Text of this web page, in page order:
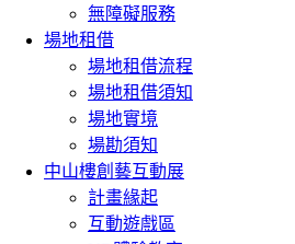
無障礙服務
場地租借
場地租借流程
場地租借須知
場地實境
場勘須知
中山樓創藝互動展
計畫緣起
互動遊戲區